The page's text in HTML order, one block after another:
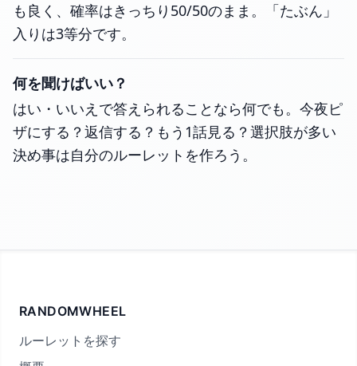
も良く、確率はきっちり50/50のまま。「たぶん」
入りは3等分です。
何を聞けばいい？
はい・いいえで答えられることなら何でも。今夜ピ
ザにする？返信する？もう1話見る？選択肢が多い
決め事は自分のルーレットを作ろう。
RANDOMWHEEL
ルーレットを探す